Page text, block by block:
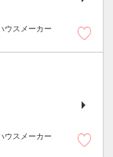
ウスメーカー
ウスメーカー